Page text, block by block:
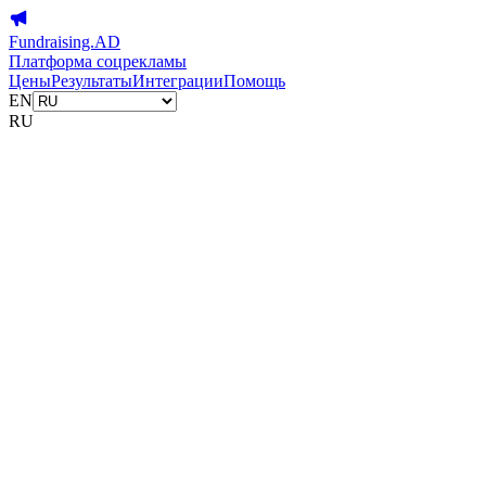
Fundraising.AD
Платформа соцрекламы
ЦеныРезультатыИнтеграцииПомощь
EN
RU